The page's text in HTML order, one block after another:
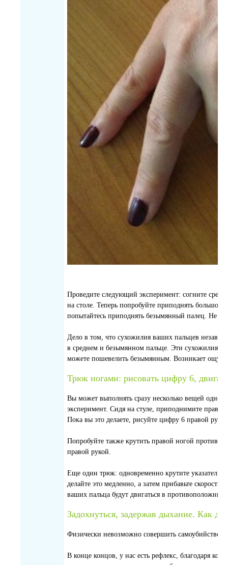
Проведите следующий эксперимент: согните
на столе. Теперь попробуйте приподнять большой
попытайтесь приподнять безымянный палец. Не
Дело в том, что сухожилия ваших пальцев
в среднем и безымянном пальце. Эти сухожилия
можете пошевелить безымянным. Возникает
Трюк ногами: рисовать цифру 6, двигая
Вы может выполнять сразу несколько вещей
эксперимент. Сидя на стуле, приподнимите
Пока вы это делаете, рисуйте цифру 6 правой
Попробуйте также крутить правой ногой против
правой рукой.
Еще один трюк: одновременно крутите
делайте это медленно, а затем прибавьте
ваших пальца будут двигаться в противоположных
Задохнуться, задержав дыхание. Как
Физически невозможно совершить самоубийство,
В конце концов, у нас есть рефлекс, благодаря